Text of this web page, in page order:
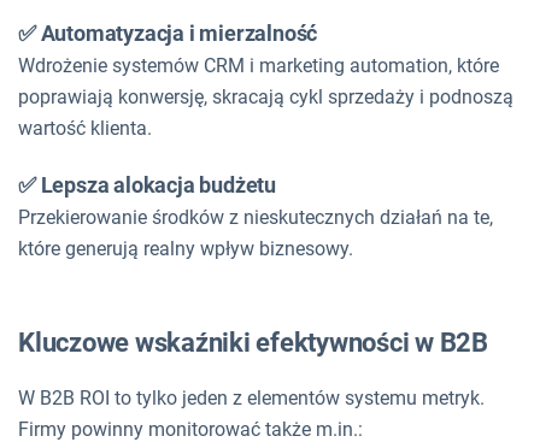
✅ Automatyzacja i mierzalność
Wdrożenie systemów CRM i marketing automation, które
poprawiają konwersję, skracają cykl sprzedaży i podnoszą
wartość klienta.
✅ Lepsza alokacja budżetu
Przekierowanie środków z nieskutecznych działań na te,
które generują realny wpływ biznesowy.
Kluczowe wskaźniki efektywności w B2B
W B2B ROI to tylko jeden z elementów systemu metryk.
Firmy powinny monitorować także m.in.: